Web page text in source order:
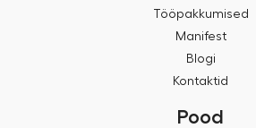
Tööpakkumised
Manifest
Blogi
Kontaktid
Pood